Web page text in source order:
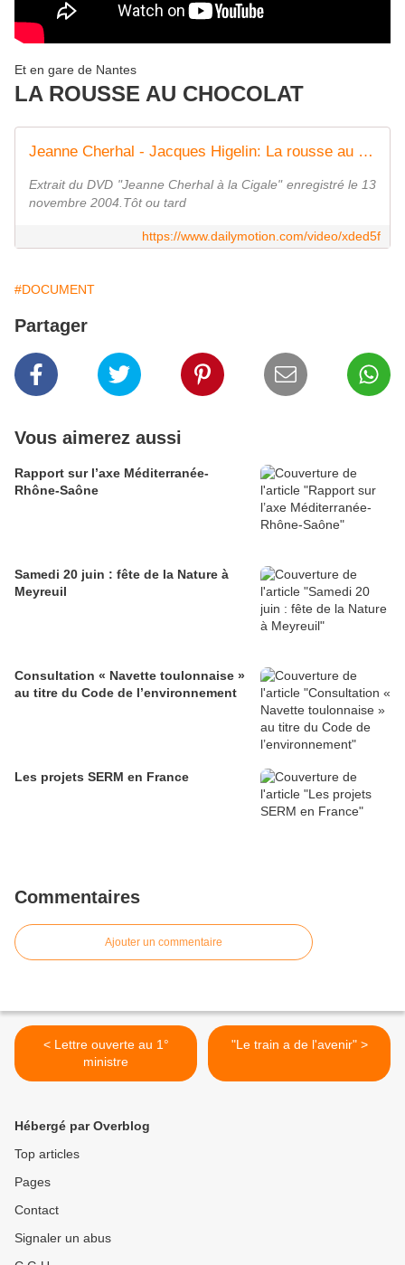
Et en gare de Nantes
LA ROUSSE AU CHOCOLAT
Jeanne Cherhal - Jacques Higelin: La rousse au chocolat
Extrait du DVD "Jeanne Cherhal à la Cigale" enregistré le 13
novembre 2004.Tôt ou tard
https://www.dailymotion.com/video/xded5f
#DOCUMENT
Partager
Vous aimerez aussi
Rapport sur l’axe Méditerranée-
Rhône-Saône
Samedi 20 juin : fête de la Nature à
Meyreuil
Consultation « Navette toulonnaise »
au titre du Code de l’environnement
Les projets SERM en France
Commentaires
Ajouter un commentaire
< Lettre ouverte au 1°
ministre
"Le train a de l'avenir" >
Hébergé par Overblog
Top articles
Pages
Contact
Signaler un abus